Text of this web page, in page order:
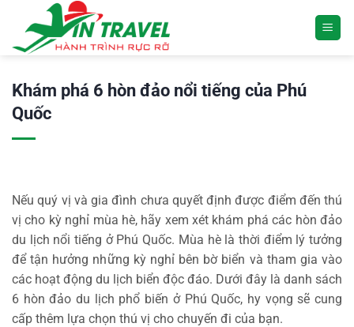
nội
Khám phá 6 hòn đảo nổi tiếng của Phú
Quốc
Nếu quý vị và gia đình chưa quyết định được điểm đến thú
vị cho kỳ nghỉ mùa hè, hãy xem xét khám phá các hòn đảo
du lịch nổi tiếng ở Phú Quốc. Mùa hè là thời điểm lý tưởng
để tận hưởng những kỳ nghỉ bên bờ biển và tham gia vào
các hoạt động du lịch biển độc đáo. Dưới đây là danh sách
6 hòn đảo du lịch phổ biến ở Phú Quốc, hy vọng sẽ cung
cấp thêm lựa chọn thú vị cho chuyến đi của bạn.